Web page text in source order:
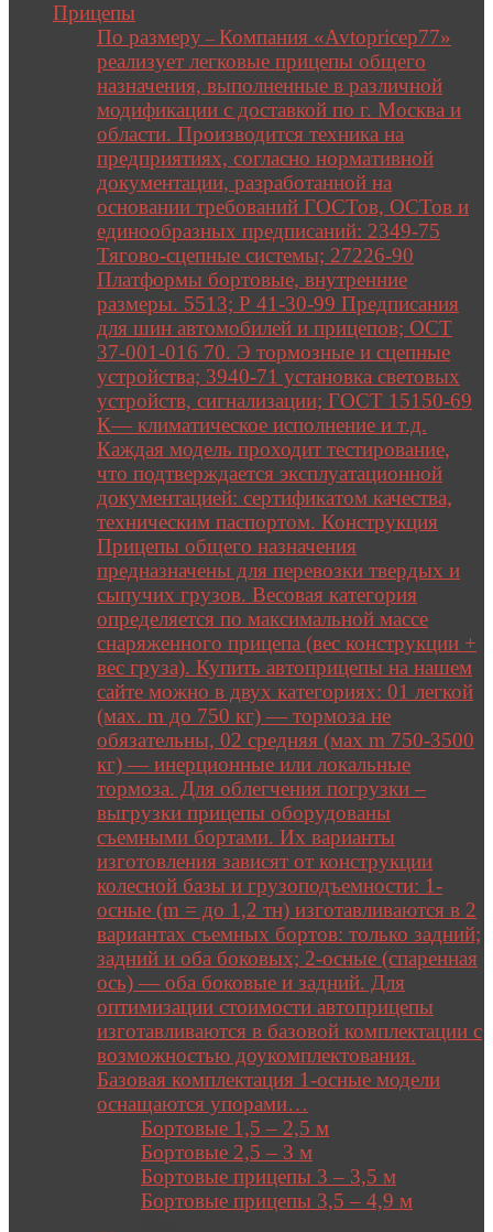
Прицепы
По размеру – Компания «Avtopricep77»
реализует легковые прицепы общего
назначения, выполненные в различной
модификации с доставкой по г. Москва и
области. Производится техника на
предприятиях, согласно нормативной
документации, разработанной на
основании требований ГОСТов, ОСТов и
единообразных предписаний: 2349-75
Тягово-сцепные системы; 27226-90
Платформы бортовые, внутренние
размеры. 5513; Р 41-30-99 Предписания
для шин автомобилей и прицепов; ОСТ
37-001-016 70. Э тормозные и сцепные
устройства; 3940-71 установка световых
устройств, сигнализации; ГОСТ 15150-69
К— климатическое исполнение и т.д.
Каждая модель проходит тестирование,
что подтверждается эксплуатационной
документацией: сертификатом качества,
техническим паспортом. Конструкция
Прицепы общего назначения
предназначены для перевозки твердых и
сыпучих грузов. Весовая категория
определяется по максимальной массе
снаряженного прицепа (вес конструкции +
вес груза). Купить автоприцепы на нашем
сайте можно в двух категориях: 01 легкой
(мах. m до 750 кг) — тормоза не
обязательны, 02 средняя (мах m 750-3500
кг) — инерционные или локальные
тормоза. Для облегчения погрузки –
выгрузки прицепы оборудованы
съемными бортами. Их варианты
изготовления зависят от конструкции
колесной базы и грузоподъемности: 1-
осные (m = до 1,2 тн) изготавливаются в 2
вариантах съемных бортов: только задний;
задний и оба боковых; 2-осные (спаренная
ось) — оба боковые и задний. Для
оптимизации стоимости автоприцепы
изготавливаются в базовой комплектации с
возможностью доукомплектования.
Базовая комплектация 1-осные модели
оснащаются упорами…
Бортовые 1,5 – 2,5 м
Бортовые 2,5 – 3 м
Бортовые прицепы 3 – 3,5 м
Бортовые прицепы 3,5 – 4,9 м